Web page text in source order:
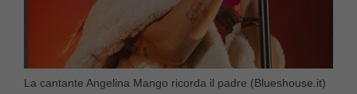
La cantante Angelina Mango ricorda il padre (Blueshouse.it)